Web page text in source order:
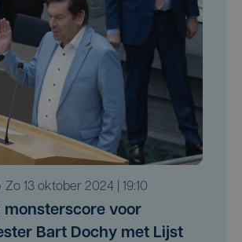
zo 13 oktober 2024 | 19:10
monsterscore voor
Bart Dochy met Lijst